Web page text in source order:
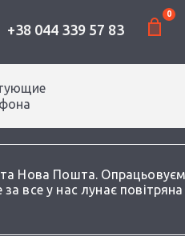
Нова Пошта.
все у нас лунає
+38 044 339 57 83
0
а